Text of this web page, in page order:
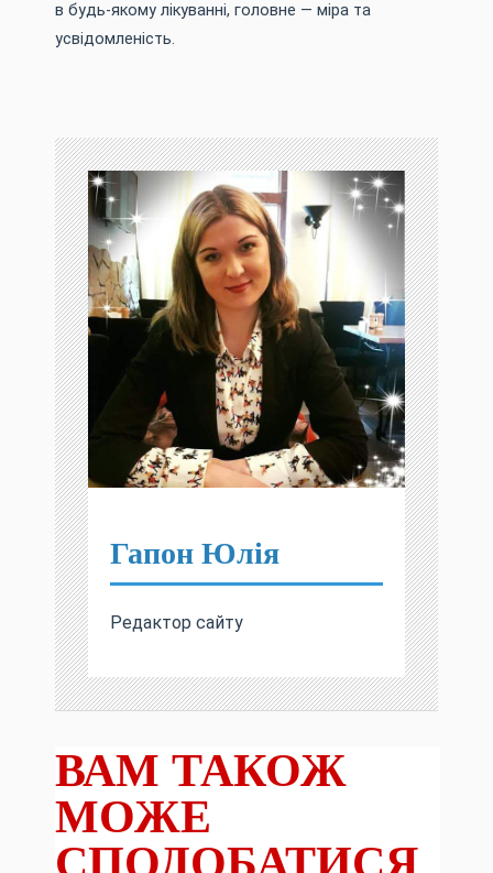
в будь-якому лікуванні, головне — міра та
усвідомленість.
Гапон Юлія
Редактор сайту
ВАМ ТАКОЖ
МОЖЕ